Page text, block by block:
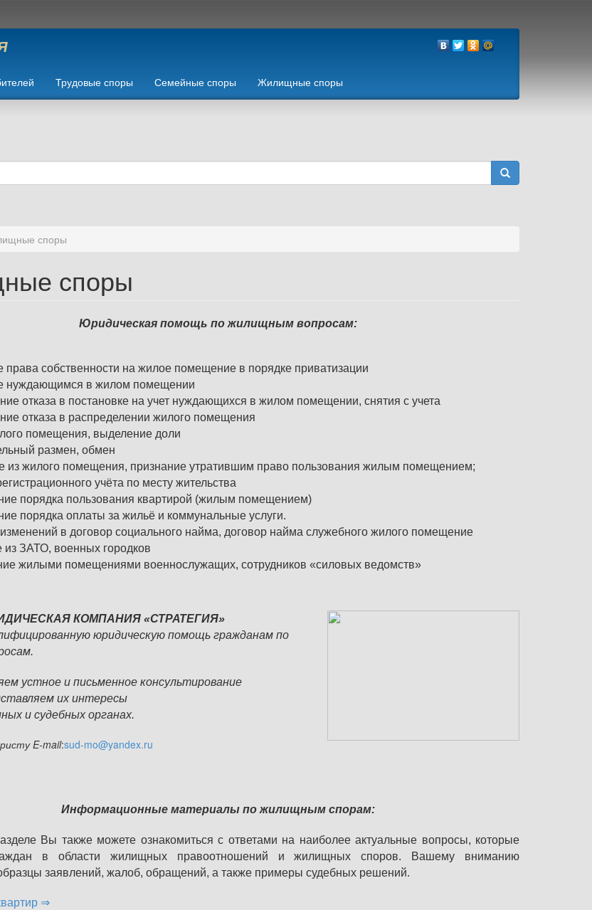
Трудовые споры Семейные споры Жилищные споры
споры
споры
Юридическая помощь по жилищным вопросам:
права собственности на жилое помещение в порядке приватизации
нуждающимся в жилом помещении
отказа в постановке на учет нуждающихся в жилом помещении, снятия с учета
отказа в распределении жилого помещения
помещения, выделение доли
размен, обмен
из жилого помещения, признание утратившим право пользования жилым помещением;
учёта по месту жительства
порядка пользования квартирой (жилым помещением)
порядка оплаты за жильё и коммунальные услуги.
в договор социального найма, договор найма служебного жилого помещение
из ЗАТО, военных городков
жилыми помещениями военнослужащих, сотрудников «силовых ведомств»
КОМПАНИЯ «СТРАТЕГИЯ»
юридическую помощь гражданам по
устное и письменное консультирование
их интересы
и судебных органах.
E-mail:sud-mo@yandex.ru
Информационные материалы по жилищным спорам:
Вы также можете ознакомиться с ответами на наиболее актуальные вопросы, которые
в области жилищных правоотношений и жилищных споров. Вашему вниманию
заявлений, жалоб, обращений, а также примеры судебных решений.
⇒